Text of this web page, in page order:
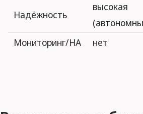
Надёжность
высокая
Мониторинг/HA
нет